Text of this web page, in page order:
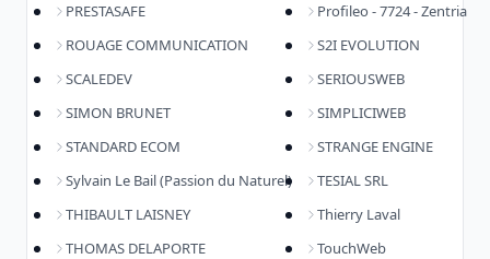
PRESTASAFE
Profileo - 7724 - Zentria
ROUAGE COMMUNICATION
S2I EVOLUTION
SCALEDEV
SERIOUSWEB
SIMON BRUNET
SIMPLICIWEB
STANDARD ECOM
STRANGE ENGINE
Sylvain Le Bail (Passion du Naturel)
TESIAL SRL
THIBAULT LAISNEY
Thierry Laval
THOMAS DELAPORTE
TouchWeb